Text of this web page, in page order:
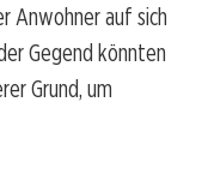
Anwohner auf sich
Gegend könnten
Grund, um